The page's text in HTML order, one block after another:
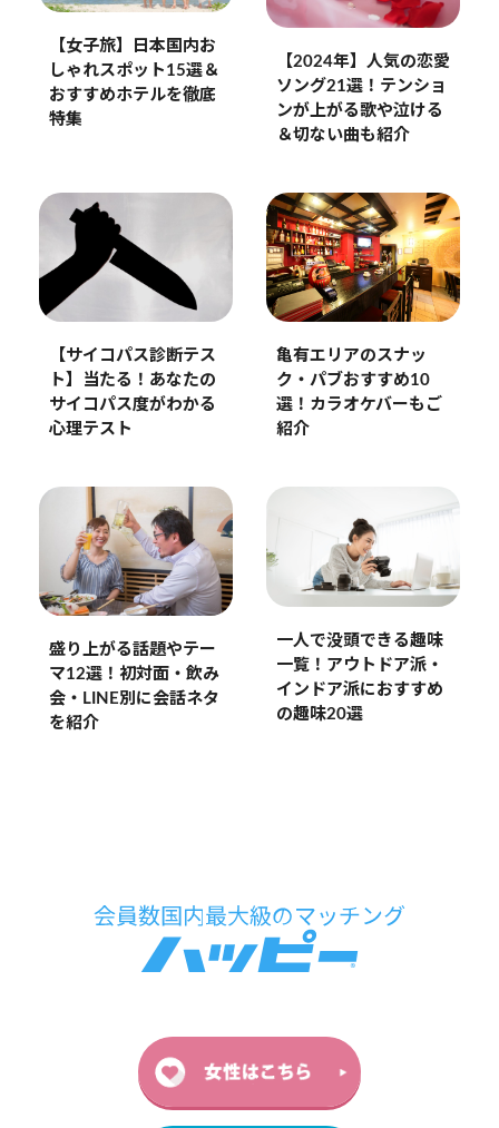
【女子旅】日本国内お
しゃれスポット15選＆
おすすめホテルを徹底
特集
【2024年】人気の恋愛
ソング21選！テンショ
ンが上がる歌や泣ける
＆切ない曲も紹介
【サイコパス診断テス
ト】当たる！あなたの
サイコパス度がわかる
心理テスト
亀有エリアのスナッ
ク・パブおすすめ10
選！カラオケバーもご
紹介
盛り上がる話題やテー
マ12選！初対面・飲み
会・LINE別に会話ネタ
を紹介
一人で没頭できる趣味
一覧！アウトドア派・
インドア派におすすめ
の趣味20選